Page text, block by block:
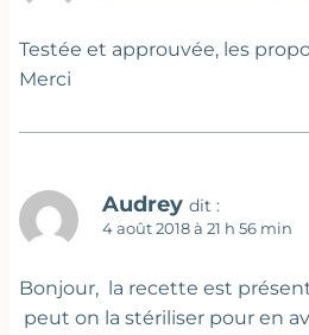
Testée et approuvée, les
Merci
Audrey dit :
4 août 2018 à 21 h 56 min
Bonjour, la recette est
peut on la stériliser pour en